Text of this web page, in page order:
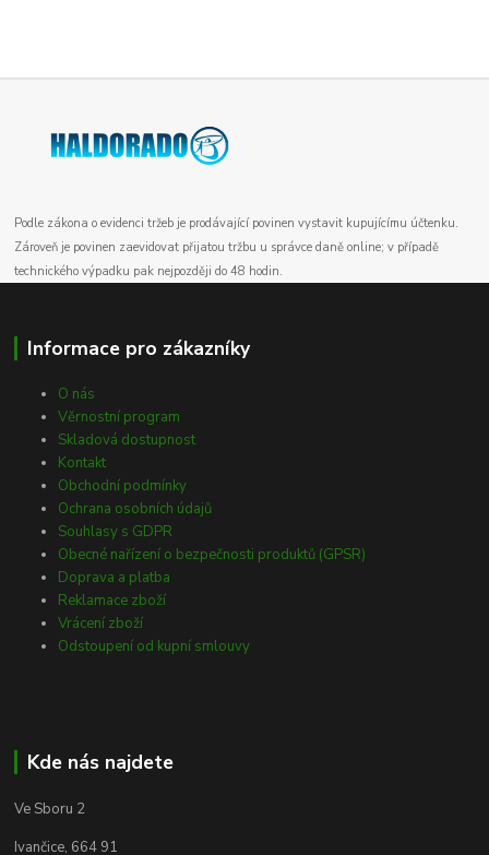
Podle zákona o evidenci tržeb je prodávající povinen vystavit kupujícímu účtenku.
Zároveň je povinen zaevidovat přijatou tržbu u správce daně online; v případě
technického výpadku pak nejpozději do 48 hodin.
Informace pro zákazníky
O nás
Věrnostní program
Skladová dostupnost
Kontakt
Obchodní podmínky
Ochrana osobních údajů
Souhlasy s GDPR
Obecné nařízení o bezpečnosti produktů (GPSR)
Doprava a platba
Reklamace zboží
Vrácení zboží
Odstoupení od kupní smlouvy
Kde nás najdete
Ve Sboru 2
Ivančice, 664 91